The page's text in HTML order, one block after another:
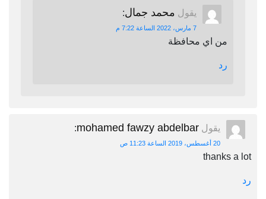
يقول محمد جمال:
7 مارس، 2022 الساعة 7:22 م
من اي محافظة
رد
يقول mohamed fawzy abdelbar
:
20 أغسطس، 2019 الساعة 11:23 ص
thanks a lot
رد